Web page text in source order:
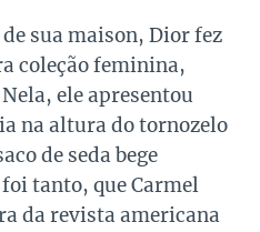
sua maison, Dior fez
coleção feminina,
Nela, ele apresentou
na altura do tornozelo
de seda bege
tanto, que Carmel
da revista americana